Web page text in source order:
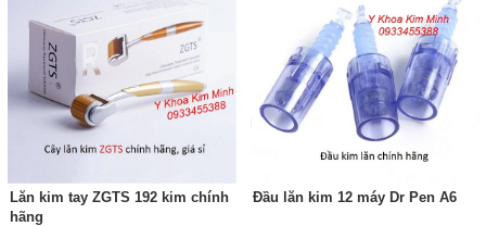
Lăn kim tay ZGTS 192 kim chính
hãng
Đầu lăn kim 12 máy Dr Pen A6